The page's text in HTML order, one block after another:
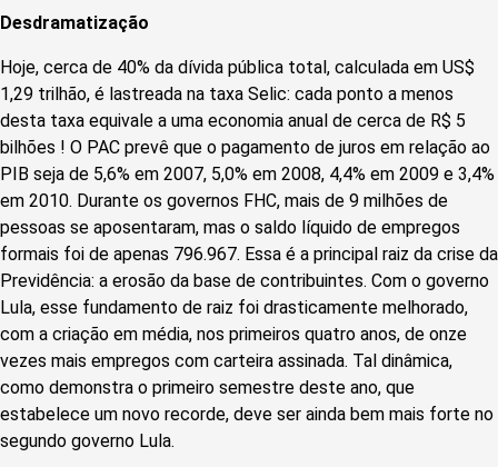
Desdramatização
Hoje, cerca de 40% da dívida pública total, calculada em US$
1,29 trilhão, é lastreada na taxa Selic: cada ponto a menos
desta taxa equivale a uma economia anual de cerca de R$ 5
bilhões ! O PAC prevê que o pagamento de juros em relação ao
PIB seja de 5,6% em 2007, 5,0% em 2008, 4,4% em 2009 e 3,4%
em 2010. Durante os governos FHC, mais de 9 milhões de
pessoas se aposentaram, mas o saldo líquido de empregos
formais foi de apenas 796.967. Essa é a principal raiz da crise da
Previdência: a erosão da base de contribuintes. Com o governo
Lula, esse fundamento de raiz foi drasticamente melhorado,
com a criação em média, nos primeiros quatro anos, de onze
vezes mais empregos com carteira assinada. Tal dinâmica,
como demonstra o primeiro semestre deste ano, que
estabelece um novo recorde, deve ser ainda bem mais forte no
segundo governo Lula.